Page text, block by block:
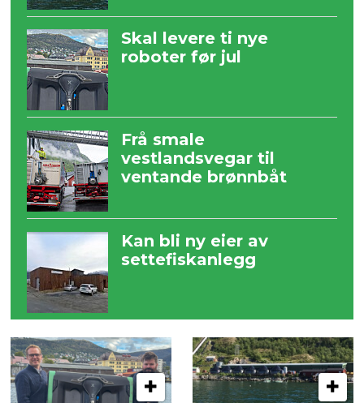
Skal levere ti nye
roboter før jul
Frå smale
vestlandsvegar til
ventande brønnbåt
Kan bli ny eier av
settefiskanlegg